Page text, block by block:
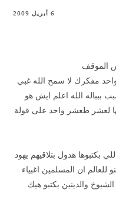
6 أبريل 2009
الموقف
مفكرك لا سمح الله غبي
ببباله الله اعلم ايش هو
لعشر طعشر واحد على قولة
بكتبوها هدول بتلاقيهم يهود
ان المسلمين اغبياء
والدينين بكتبو هيك